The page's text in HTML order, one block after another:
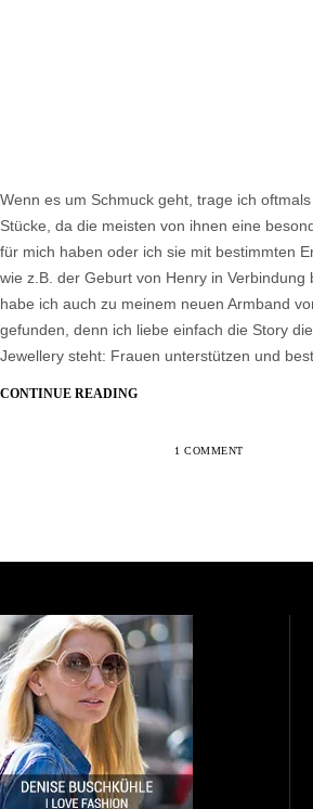
Wenn es um Schmuck geht, trage ich
Stücke, da die meisten von ihnen eine
für mich haben oder ich sie mit bestimmten
wie z.B. der Geburt von Henry in Verbindung
habe ich auch zu meinem neuen Armband
gefunden, denn ich liebe einfach die Story
Jewellery steht: Frauen unterstützen und
CONTINUE READING
1 COMMENT